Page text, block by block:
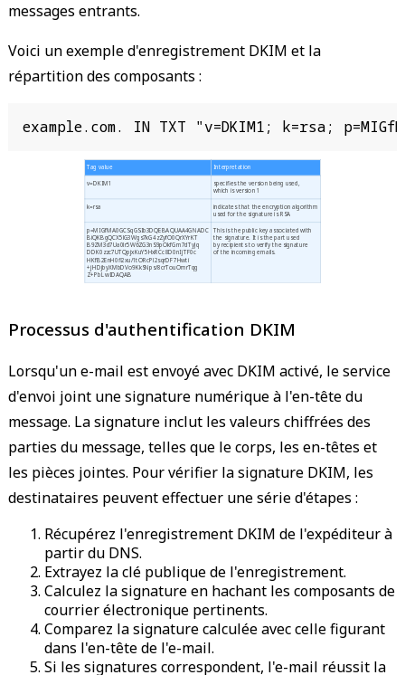
messages entrants.
Voici un exemple d'enregistrement DKIM et la
répartition des composants :
example.com. IN TXT "v=DKIM1; k=rsa;
Tag value Interpretation
v=DKIM1
specifies the version being used,
which is version 1
k=rsa
indicates that the encryption algorithm
used for the signature is RSA
p=MIGfMA0GCSqGSIb3DQEBAQUAA4GNADC
BiQKBgQCX5lG3Wgs7kG4zZyfO0QrXYrKT
B9ZM3d7Ua0lr5W6ZG3nS9pOkfGm7dTyJq
DDK0zzc7UTQpjxKuY5HxRCc8D0nIjTF0c
HKfB2EnH0fl2xu/1tORcPl2sqrDF7Hwti
+jHDjbyXMbDVo9KkSNps/8crTouOmrTqg
Z+PbLwIDAQAB
This is the public key associated with
the signature. It is the part used
by recipients to verify the signature
of the incoming emails.
Processus d'authentification DKIM
Lorsqu'un e-mail est envoyé avec DKIM activé, le service
d'envoi joint une signature numérique à l'en-tête du
message. La signature inclut les valeurs chiffrées des
parties du message, telles que le corps, les en-têtes et
les pièces jointes. Pour vérifier la signature DKIM, les
destinataires peuvent effectuer une série d'étapes :
Récupérez l'enregistrement DKIM de l'expéditeur à
partir du DNS.
Extrayez la clé publique de l'enregistrement.
Calculez la signature en hachant les composants de
courrier électronique pertinents.
Comparez la signature calculée avec celle figurant
dans l'en-tête de l'e-mail.
Si les signatures correspondent, l'e-mail réussit la